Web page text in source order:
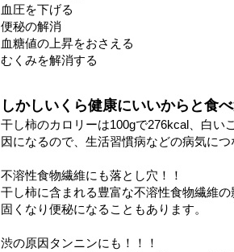
血圧を下げる
便秘の解消
血糖値の上昇をおさえる
むくみを解消する
しかしいくら健康にいいからと食
干し柿のカロリーは100gで276kcal、白い
因になるので、生活習慣病などの病気につ
不溶性食物繊維にも落とし穴！！
干し柿に含まれる豊富な不溶性食物繊維
固くなり便秘になることもあります。
渋の原因タンニンにも！！！